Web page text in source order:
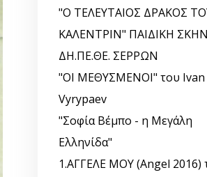
"Ο ΤΕΛΕΥΤΑΙΟΣ ΔΡΑΚΟΣ
ΚΑΛΕΝΤΡΙΝ" ΠΑΙΔΙΚΗ
ΔΗ.ΠΕ.ΘΕ. ΣΕΡΡΩΝ
"ΟΙ ΜΕΘΥΣΜΕΝΟΙ" του Ivan
Vyrypaev
"Σοφία Βέμπο - η Μεγάλη
Ελληνίδα"
1.ΑΓΓΕΛΕ ΜΟΥ (Angel 2016)